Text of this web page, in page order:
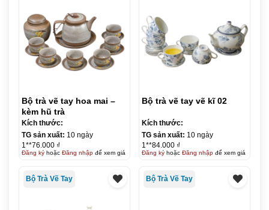
Bộ trà vẽ tay hoa mai –
kèm hũ trà
Kích thước:
TG sản xuất: 10 ngày
1**76.000 ₫
Đăng kýhoặc Đăng nhậpđể xem giá
Bộ trà vẽ tay vẽ kĩ 02
Kích thước:
TG sản xuất: 10 ngày
1**84.000 ₫
Đăng kýhoặc Đăng nhậpđể xem giá
Bộ Trà Vẽ Tay Bộ Trà Vẽ Tay